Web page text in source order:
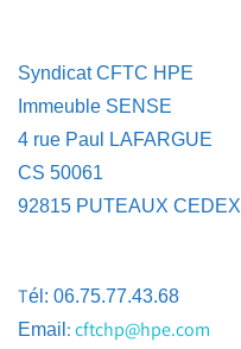
Syndicat CFTC HPE
Immeuble SENSE
4 rue Paul LAFARGUE
CS 50061
92815 PUTEAUX CEDEX
Tél: 06.75.77.43.68
Email :cftchp@hpe.com